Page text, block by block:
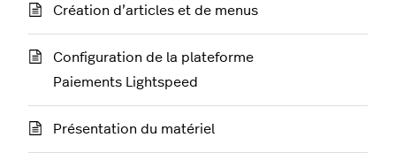
Création d’articles et de menus
Configuration de la plateforme
Paiements Lightspeed
Présentation du matériel